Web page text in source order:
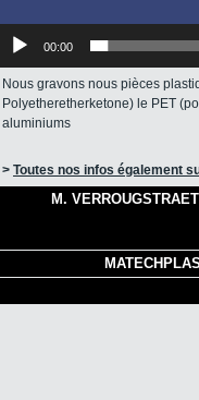
00:00
Nous gravons nous pièces
Polyetheretherketone) le PET
aluminiums
> Toutes nos infos également
M.